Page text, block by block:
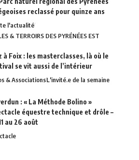
reclassé pour quinze ans
l'actualité
& TERROIRS DES PYRÉNÉES EST
à Foix : les masterclasses, là où le
se vit aussi de l’intérieur
& AssociationsL'invité.e de la semaine
: « La Méthode Bolino »
équestre technique et drôle –
au 26 août